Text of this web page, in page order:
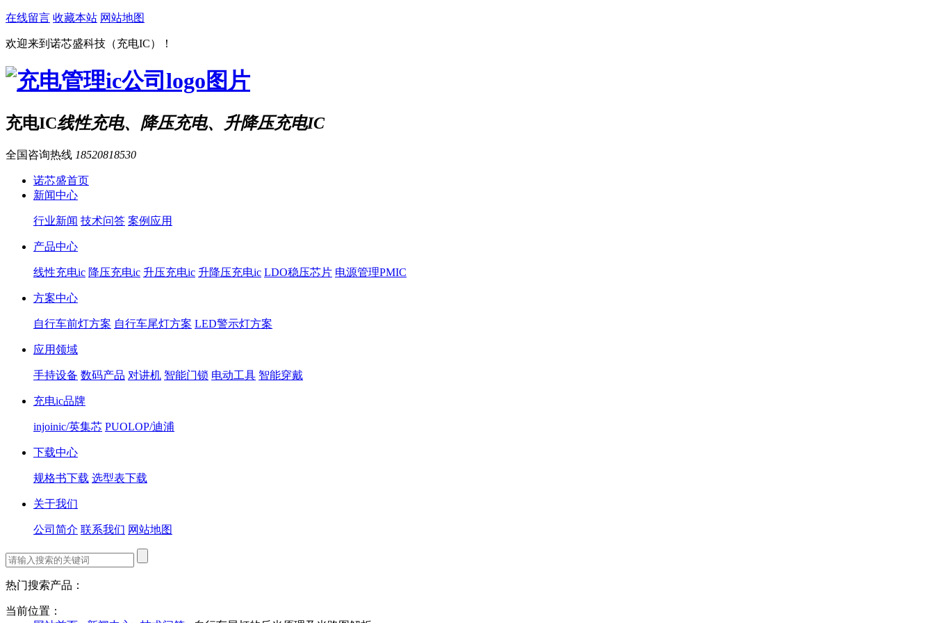
在线留言 收藏本站 网站地图
欢迎来到诺芯盛科技（充电IC）！
充电IC线性充电、降压充电、升降压充电IC
全国咨询热线 18520818530
诺芯盛首页
新闻中心
行业新闻 技术问答 案例应用
产品中心
线性充电ic 降压充电ic 升压充电ic 升降压充电ic LDO稳压芯片 电源管理PMIC
方案中心
自行车前灯方案 自行车尾灯方案 LED警示灯方案
应用领域
手持设备 数码产品 对讲机 智能门锁 电动工具 智能穿戴
充电ic品牌
injoinic/英集芯 PUOLOP/迪浦
下载中心
规格书下载 选型表下载
关于我们
公司简介 联系我们 网站地图
热门搜索产品：
当前位置：